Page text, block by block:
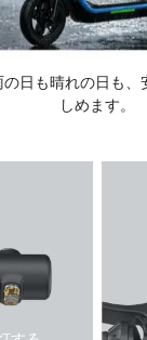
日も晴れの日も、
しめます。